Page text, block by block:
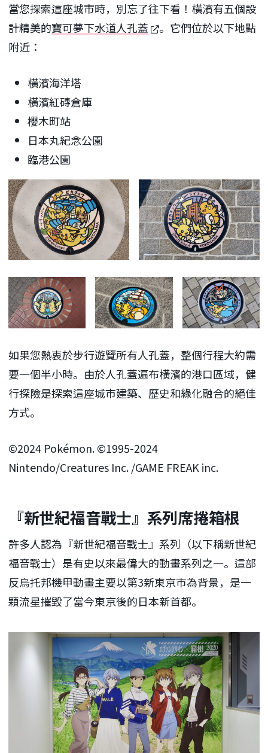
當您探索這座城市時，別忘了往下看！橫濱有五個設
計精美的寶可夢下水道人孔蓋
。它們位於以下地點
附近：
橫濱海洋塔
橫濱紅磚倉庫
櫻木町站
日本丸紀念公園
臨港公園
如果您熱衷於步行遊覽所有人孔蓋，整個行程大約需
要一個半小時​​。由於人孔蓋遍布橫濱的港口區域，健
行探險是探索這座城市建築、歷史和綠化融合的絕佳
方式。
©2024 Pokémon. ©1995-2024
Nintendo/Creatures Inc. /GAME FREAK inc.
『新世紀福音戰士』系列席捲箱根
許多人認為『新世紀福音戰士』系列（以下稱新世紀
福音戰士）是有史以來最偉大的動畫系列之一。這部
反烏托邦機甲動畫主要以第3新東京巿為背景，是一
顆流星摧毀了當今東京後的日本新首都。